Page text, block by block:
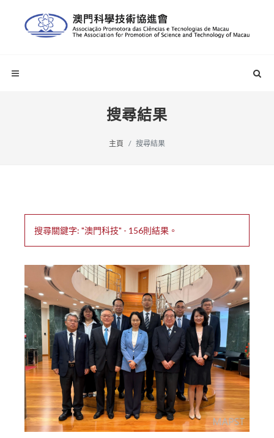
搜尋結果
主頁 搜尋結果
搜尋關鍵字: "澳門科技" - 156則結果。